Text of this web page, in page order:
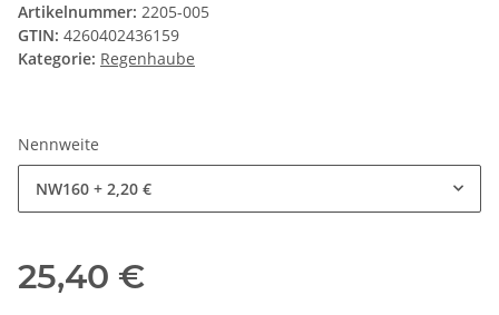
Artikelnummer: 2205-005
GTIN: 4260402436159
Kategorie: Regenhaube
Nennweite
NW160 + 2,20 €
25,40 €